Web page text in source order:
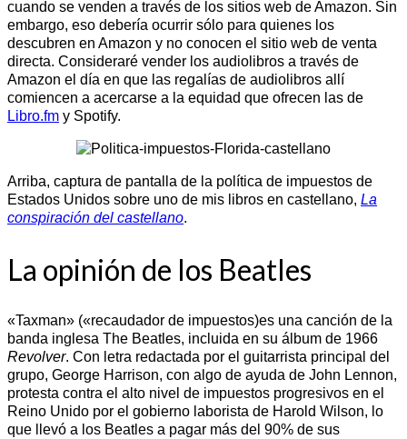
cuando se venden a través de los sitios web de Amazon. Sin
embargo, eso debería ocurrir sólo para quienes los
descubren en Amazon y no conocen el sitio web de venta
directa. Consideraré vender los audiolibros a través de
Amazon el día en que las regalías de audiolibros allí
comiencen a acercarse a la equidad que ofrecen las de
Libro.fm y Spotify.
Arriba, captura de pantalla de la política de impuestos de
Estados Unidos sobre uno de mis libros en castellano, La
conspiración del castellano.
La opinión de los Beatles
«Taxman» («recaudador de impuestos)es una canción de la
banda inglesa The Beatles, incluida en su álbum de 1966
Revolver. Con letra redactada por el guitarrista principal del
grupo, George Harrison, con algo de ayuda de John Lennon,
protesta contra el alto nivel de impuestos progresivos en el
Reino Unido por el gobierno laborista de Harold Wilson, lo
que llevó a los Beatles a pagar más del 90% de sus